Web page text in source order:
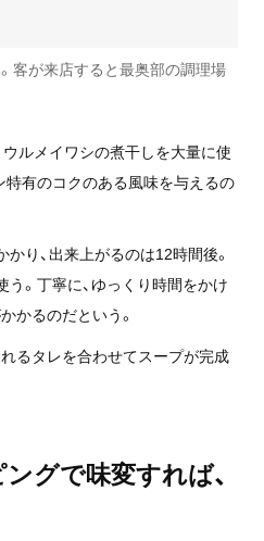
客が来店すると最奥部の調理場
ウルメイワシの煮干しを大量に使
特有のコクのある風味を与えるの
り、出来上がるのは12時間後。
う。丁寧に、ゆっくり時間をかけ
かるのだという。
るタレを合わせてスープが完成
グで味変すれば、